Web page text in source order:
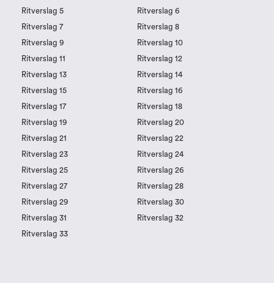
Ritverslag 5
Ritverslag 6
Ritverslag 7
Ritverslag 8
Ritverslag 9
Ritverslag 10
Ritverslag 11
Ritverslag 12
Ritverslag 13
Ritverslag 14
Ritverslag 15
Ritverslag 16
Ritverslag 17
Ritverslag 18
Ritverslag 19
Ritverslag 20
Ritverslag 21
Ritverslag 22
Ritverslag 23
Ritverslag 24
Ritverslag 25
Ritverslag 26
Ritverslag 27
Ritverslag 28
Ritverslag 29
Ritverslag 30
Ritverslag 31
Ritverslag 32
Ritverslag 33